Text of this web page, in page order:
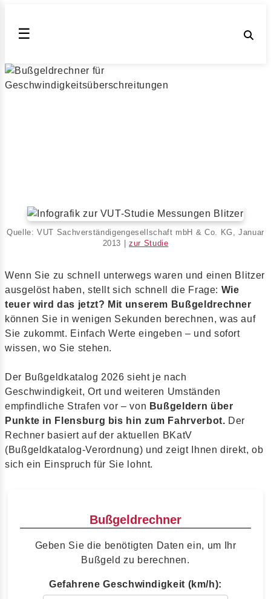
☰
Bußgeldrechner – Bußgelder online
Quelle: VUT Sachverständigengesellschaft mbH & Co. KG, Januar
2013 |zur Studie
Wenn Sie zu schnell unterwegs waren und einen Blitzer
ausgelöst haben, stellt sich schnell die Frage: Wie
teuer wird das jetzt? Mit unserem Bußgeldrechner
können Sie in wenigen Sekunden berechnen, was auf
Sie zukommt. Einfach Werte eingeben – und sofort
wissen, wo Sie stehen.
Der Bußgeldkatalog 2026 sieht je nach
Geschwindigkeit, Ort und weiteren Umständen
empfindliche Strafen vor – von Bußgeldern über
Punkte in Flensburg bis hin zum Fahrverbot. Der
Rechner basiert auf der aktuellen BKatV
(Bußgeldkatalog-Verordnung) und zeigt Ihnen direkt, ob
sich ein Einspruch für Sie lohnt.
Bußgeldrechner
Geben Sie die benötigten Daten ein, um Ihr
Bußgeld zu berechnen.
Gefahrene Geschwindigkeit (km/h):